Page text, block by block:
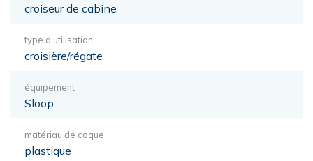
croiseur de cabine
type d'utilisation
croisière/régate
équipement
Sloop
matériau de coque
plastique